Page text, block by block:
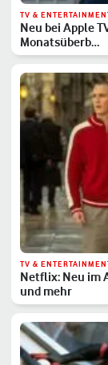
TV &
Neu bei Apple
Monatsüberb…
TV &
Netflix: Neu im
und mehr